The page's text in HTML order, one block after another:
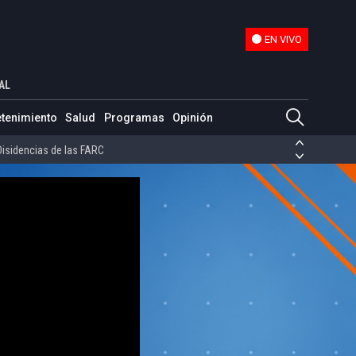
EN VIVO
Salud Programas Opinión
de las FARC
Venezuela Nicolás Maduro
de las FARC